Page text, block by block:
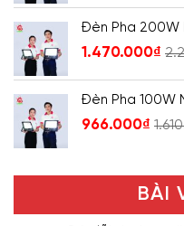
Đèn Pha 200W
1.470.000₫
Đèn Pha 100W
966.000₫
BÀI